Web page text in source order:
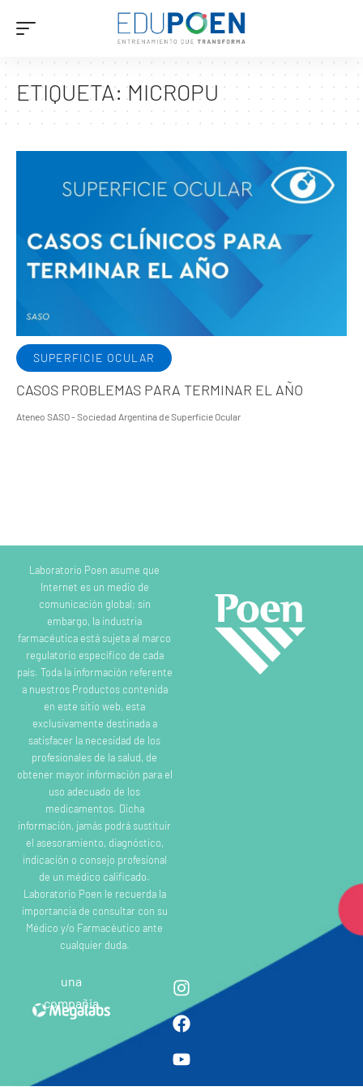
ETIQUETA:MICROPU
SUPERFICIE OCULAR
CASOS PROBLEMAS PARA TERMINAR EL AÑO
Ateneo SASO - Sociedad Argentina de Superficie Ocular
Laboratorio Poen asume que
Internet es un medio de
comunicación global; sin
embargo, la industria
farmacéutica está sujeta al marco
regulatorio específico de cada
país. Toda la información referente
a nuestros Productos contenida
en este sitio web, esta
exclusivamente destinada a
satisfacer la necesidad de los
profesionales de la salud, de
obtener mayor información para el
uso adecuado de los
medicamentos. Dicha
información, jamás podrá sustituir
el asesoramiento, diagnóstico,
indicación o consejo profesional
de un médico calificado.
Laboratorio Poen le recuerda la
importancia de consultar con su
Médico y/o Farmacéutico ante
cualquier duda.
una
compañia